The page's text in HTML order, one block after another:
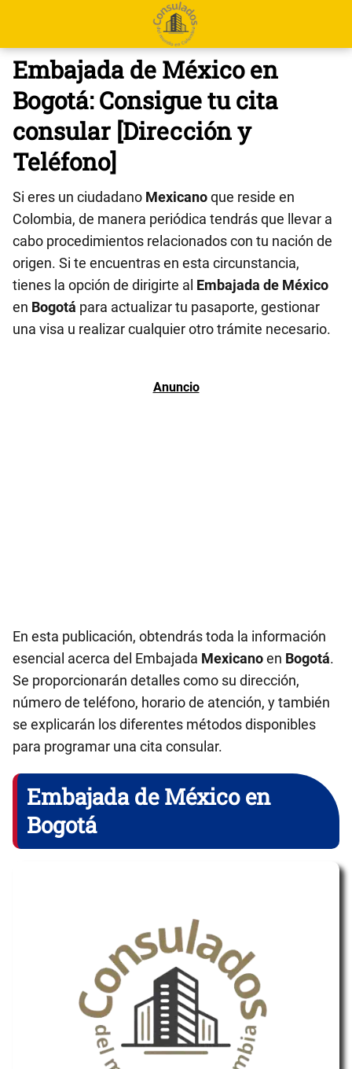
Embajada de México en
Bogotá: Consigue tu cita
consular [Dirección y
Teléfono]
Si eres un ciudadano Mexicanoque reside en
Colombia, de manera periódica tendrás que llevar a
cabo procedimientos relacionados con tu nación de
origen. Si te encuentras en esta circunstancia,
tienes la opción de dirigirte al Embajada de México
en Bogotá para actualizar tu pasaporte, gestionar
una visa u realizar cualquier otro trámite necesario.
En esta publicación, obtendrás toda la información
esencial acerca del Embajada Mexicanoen Bogotá.
Se proporcionarán detalles como su dirección,
número de teléfono, horario de atención, y también
se explicarán los diferentes métodos disponibles
para programar una cita consular.
Embajada de México en
Bogotá